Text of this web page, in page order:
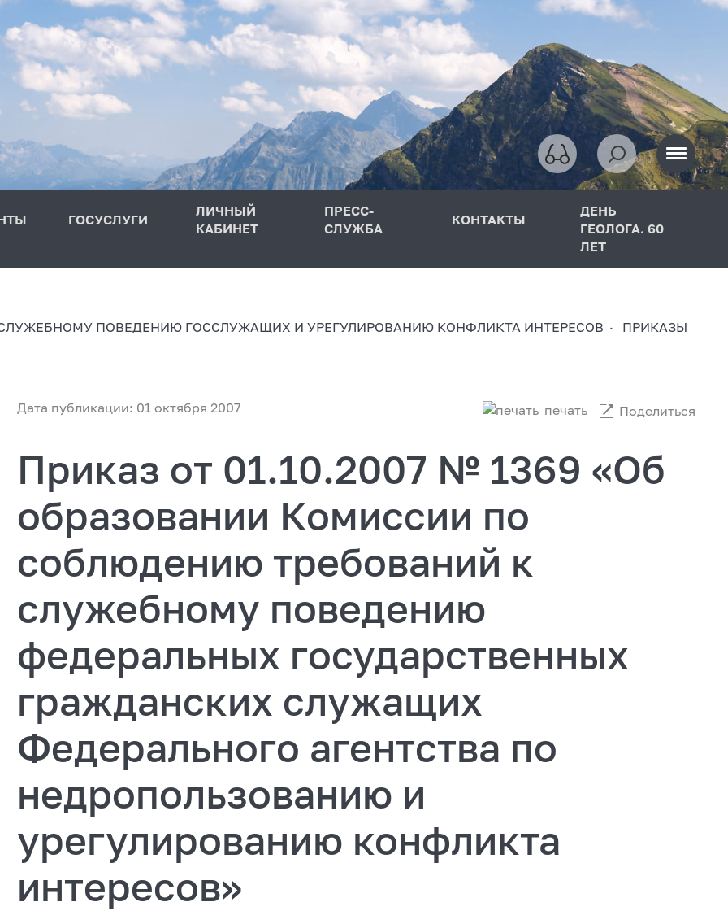
ГОСУСЛУГИ
ЛИЧНЫЙ
КАБИНЕТ
ПРЕСС-
СЛУЖБА
КОНТАКТЫ
ДЕНЬ
ГЕОЛОГА. 60
ЛЕТ
ПОВЕДЕНИЮ ГОССЛУЖАЩИХ И УРЕГУЛИРОВАНИЮ КОНФЛИКТА ИНТЕРЕСОВ
ПРИКАЗЫ
Дата публикации: 01 октября 2007 печать Поделиться
Приказ от 01.10.2007 № 1369 «Об
образовании Комиссии по
соблюдению требований к
служебному поведению
федеральных государственных
гражданских служащих
Федерального агентства по
недропользованию и
урегулированию конфликта
интересов»